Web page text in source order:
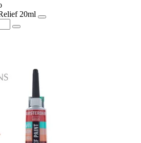
20ml